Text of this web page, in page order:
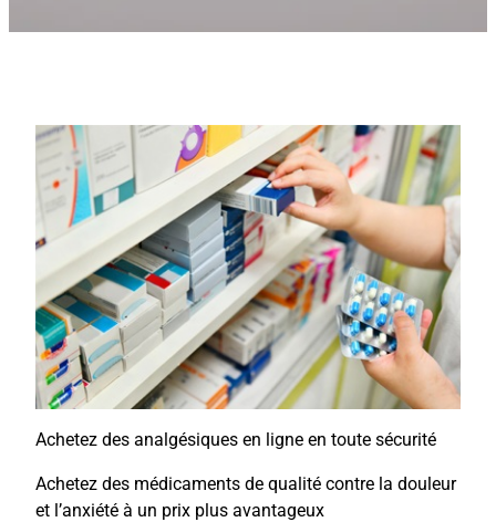
Achetez des analgésiques en ligne en toute sécurité
Achetez des médicaments de qualité contre la douleur
et l’anxiété à un prix plus avantageux